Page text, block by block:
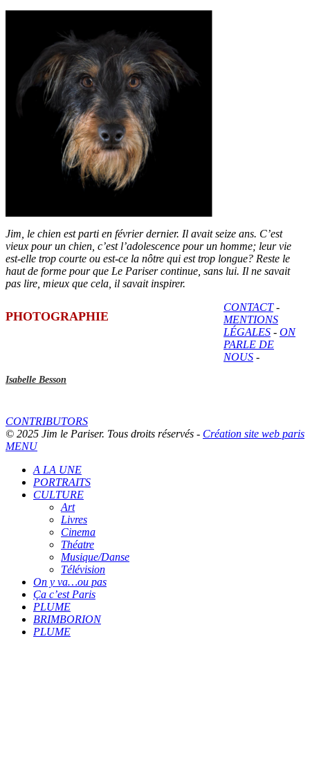
Jim, le chien est parti en février dernier. Il avait seize ans. C’est
vieux pour un chien, c’est l’adolescence pour un homme; leur vie
est-elle trop courte ou est-ce la nôtre qui est trop longue? Reste le
haut de forme pour que Le Pariser continue, sans lui. Il ne savait
pas lire, mieux que cela, il savait inspirer.
PHOTOGRAPHIE
Isabelle Besson
CONTACT-
MENTIONS
LÉGALES - ON
PARLE DE
NOUS -
CONTRIBUTORS
© 2025 Jim le Pariser. Tous droits réservés - Création site web paris
MENU
A LA UNE
PORTRAITS
CULTURE
Art
Livres
Cinema
Théatre
Musique/Danse
Télévision
On y va…ou pas
Ça c’est Paris
PLUME
BRIMBORION
PLUME